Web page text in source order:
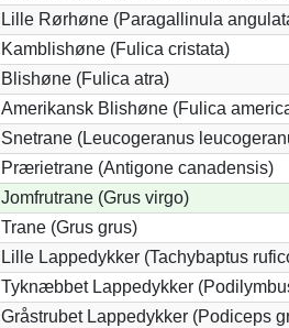
Lille Rørhøne (Paragallinula
Kamblishøne (Fulica cristata)
Blishøne (Fulica atra)
Amerikansk Blishøne (Fulica
Snetrane (Leucogeranus
Prærietrane (Antigone canadensis)
Jomfrutrane (Grus virgo)
Trane (Grus grus)
Lille Lappedykker (Tachybaptus
Tyknæbbet Lappedykker
Gråstrubet Lappedykker (Podiceps